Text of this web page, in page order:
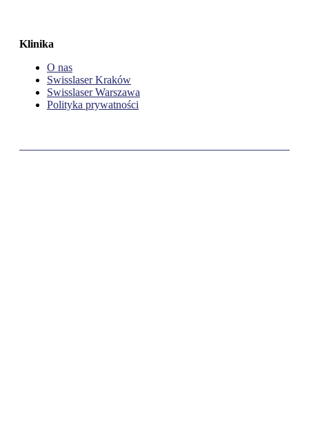
Klinika
O nas
Swisslaser Kraków
Swisslaser Warszawa
Polityka prywatności